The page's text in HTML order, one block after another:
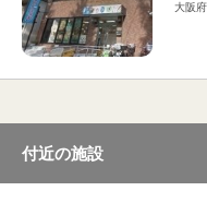
大阪
付近の施設